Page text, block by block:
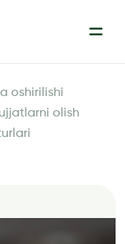
oshirilishi
olish